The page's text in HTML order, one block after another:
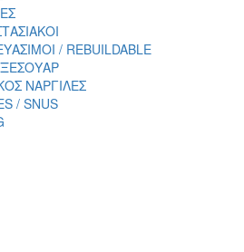
/ REBUILDABLE
ΝΑΡΓΙΛΕΣ
/ SNUS